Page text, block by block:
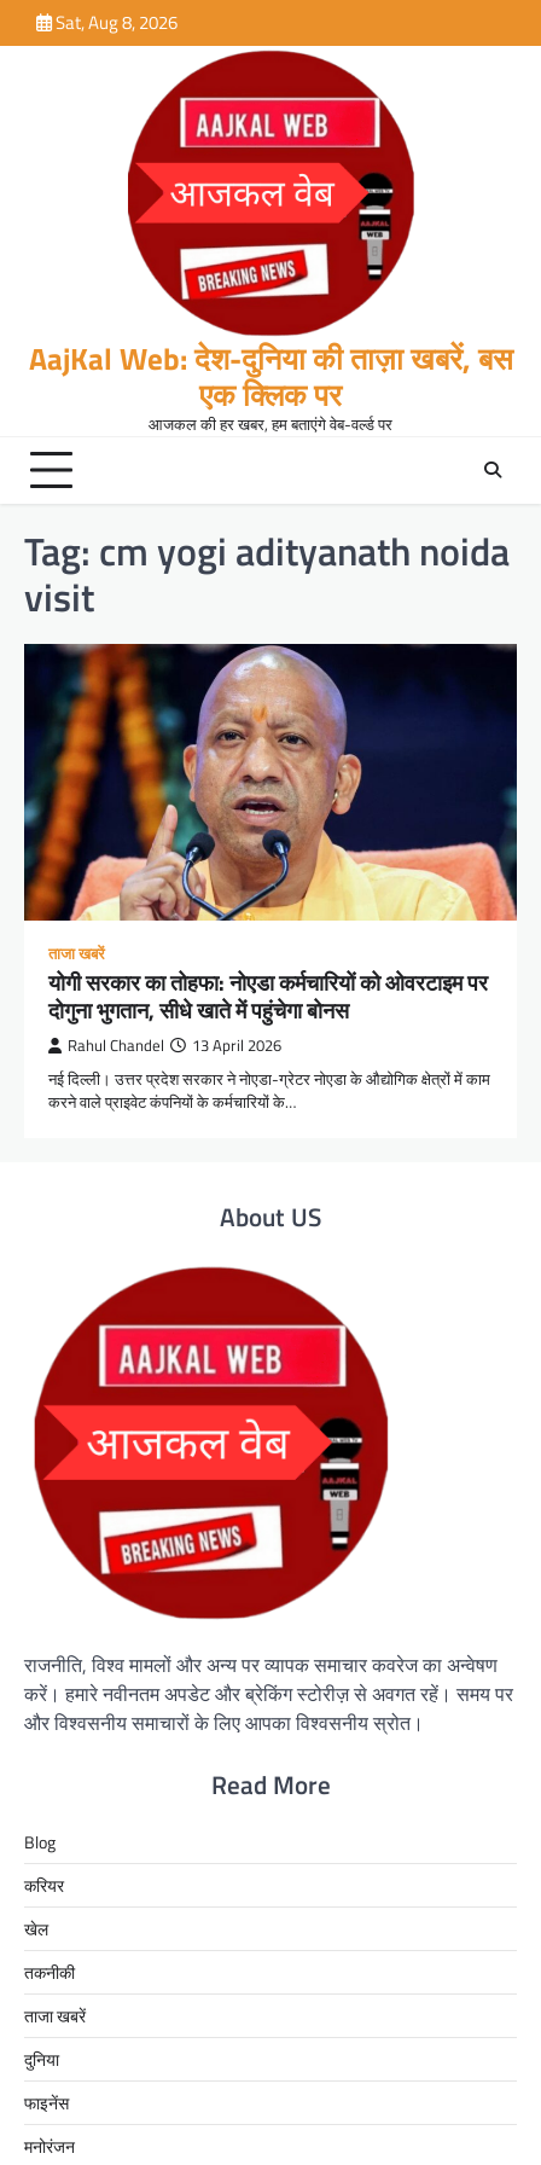
to
Sat, Aug 8, 2026
AajKal Web: देश-दुनिया की ताज़ा खबरें, बस
एक क्लिक पर
आजकल की हर खबर, हम बताएंगे वेब-वर्ल्ड पर
Tag: cm yogi adityanath noida
visit
ताजा खबरें
योगी सरकार का तोहफा: नोएडा कर्मचारियों को ओवरटाइम पर
दोगुना भुगतान, सीधे खाते में पहुंचेगा बोनस
Rahul Chandel 13 April 2026
नई दिल्ली। उत्तर प्रदेश सरकार ने नोएडा-ग्रेटर नोएडा के औद्योगिक क्षेत्रों में काम
करने वाले प्राइवेट कंपनियों के कर्मचारियों के…
About US
राजनीति, विश्व मामलों और अन्य पर व्यापक समाचार कवरेज का अन्वेषण
करें। हमारे नवीनतम अपडेट और ब्रेकिंग स्टोरीज़ से अवगत रहें। समय पर
और विश्वसनीय समाचारों के लिए आपका विश्वसनीय स्रोत।
Read More
Blog
करियर
खेल
तकनीकी
ताजा खबरें
दुनिया
फाइनेंस
मनोरंजन